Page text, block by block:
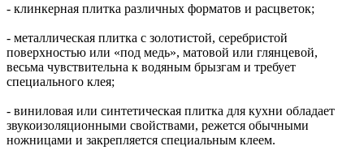
- клинкерная плитка различных форматов и расцветок;
- металлическая плитка с золотистой, серебристой
поверхностью или «под медь», матовой или глянцевой,
весьма чувствительна к водяным брызгам и требует
специального клея;
- виниловая или синтетическая плитка для кухни обладает
звукоизоляционными свойствами, режется обычными
ножницами и закрепляется специальным клеем.